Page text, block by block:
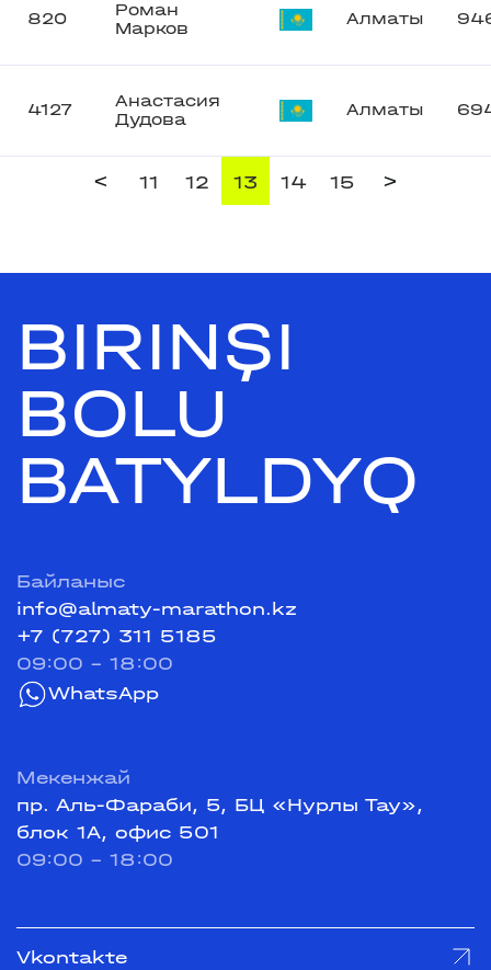
820
Роман
Марков
Алматы
4127
Анастасия
Дудова
Алматы
< 11 12 13 14 15 >
BIRINŞI
BOLU
BATYLDYQ
Байланыс
info@almaty-marathon.kz
+7 (727) 311 5185
09:00 - 18:00
WhatsApp
Мекенжай
пр. Аль-Фараби, 5, БЦ «Нурлы Тау»,
блок 1А, офис 501
09:00 - 18:00
Vkontakte